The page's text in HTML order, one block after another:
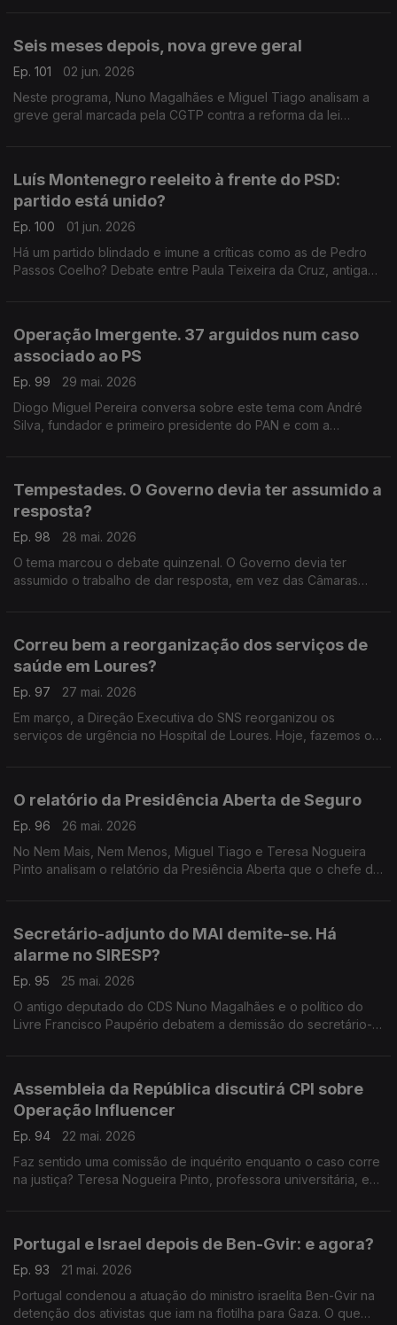
Seis meses depois, nova greve geral
Ep. 101
02 jun. 2026
Neste programa, Nuno Magalhães e Miguel Tiago analisam a
greve geral marcada pela CGTP contra a reforma da lei
Luís Montenegro reeleito à frente do PSD:
partido está unido?
Ep. 100
01 jun. 2026
Há um partido blindado e imune a críticas como as de Pedro
Passos Coelho? Debate entre Paula Teixeira da Cruz, antiga
Operação Imergente. 37 arguidos num caso
associado ao PS
Ep. 99
29 mai. 2026
Diogo Miguel Pereira conversa sobre este tema com André
Silva, fundador e primeiro presidente do PAN e com a
Tempestades. O Governo devia ter assumido a
resposta?
Ep. 98
28 mai. 2026
O tema marcou o debate quinzenal. O Governo devia ter
assumido o trabalho de dar resposta, em vez das Câmaras
Correu bem a reorganização dos serviços de
saúde em Loures?
Ep. 97
27 mai. 2026
Em março, a Direção Executiva do SNS reorganizou os
serviços de urgência no Hospital de Loures. Hoje, fazemos o
O relatório da Presidência Aberta de Seguro
Ep. 96
26 mai. 2026
No Nem Mais, Nem Menos, Miguel Tiago e Teresa Nogueira
Pinto analisam o relatório da Presiência Aberta que o chefe de
Secretário-adjunto do MAI demite-se. Há
alarme no SIRESP?
Ep. 95
25 mai. 2026
O antigo deputado do CDS Nuno Magalhães e o político do
Livre Francisco Paupério debatem a demissão do secretário-
Assembleia da República discutirá CPI sobre
Operação Influencer
Ep. 94
22 mai. 2026
Faz sentido uma comissão de inquérito enquanto o caso corre
na justiça? Teresa Nogueira Pinto, professora universitária, e
Portugal e Israel depois de Ben-Gvir: e agora?
Ep. 93
21 mai. 2026
Portugal condenou a atuação do ministro israelita Ben-Gvir na
detenção dos ativistas que iam na flotilha para Gaza. O que